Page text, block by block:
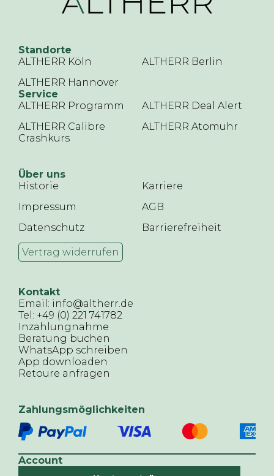
Standorte
ALTHERR Köln
ALTHERR Berlin
ALTHERR Hannover
Service
ALTHERR Programm
ALTHERR Deal Alert
ALTHERR Calibre
Crashkurs
ALTHERR Atomuhr
Über uns
Historie
Karriere
Impressum
AGB
Datenschutz
Barrierefreiheit
Vertrag widerrufen
Kontakt
Email: info@altherr.de
Tel: +49 (0) 221 741782
Inzahlungnahme
Beratung buchen
WhatsApp schreiben
App downloaden
Retoure anfragen
Zahlungsmöglichkeiten
Account